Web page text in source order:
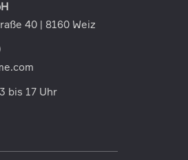
40 | 8160 Weiz
bis 17 Uhr